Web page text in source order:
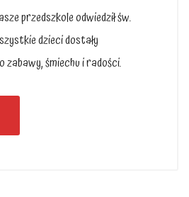
przedszkole odwiedził św.
dzieci dostały
zabawy, śmiechu i radości.